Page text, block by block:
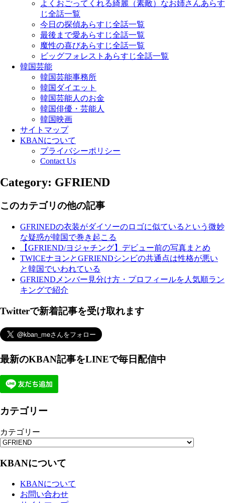
よくおごってくれる綺麗（素敵）なお姉さんあらす
じ全話一覧
今日の探偵あらすじ全話一覧
最後まで愛あらすじ全話一覧
魔性の喜びあらすじ全話一覧
ビッグフォレストあらすじ全話一覧
韓国芸能
韓国芸能事務所
韓国ダイエット
韓国芸能人のお金
韓国俳優・芸能人
韓国映画
サイトマップ
KBANについて
プライバシーポリシー
Contact Us
Category: GFRIEND
このカテゴリの他の記事
GFRINEDの衣装がダイソーのロゴに似ているという微妙
な疑惑が韓国で巻き起こる
【GFRIEND/ヨジャチング】デビュー前の写真まとめ
TWICEナヨンとGFRIENDシンビの共通点は性格が悪い
と韓国でいわれている
GFRIENDメンバー見分け方・プロフィールを人気順ラン
キングで紹介
Twitterで新着記事を受け取れます
最新のKBAN記事をLINEで毎日配信中
カテゴリー
カテゴリー
KBANについて
KBANについて
お問い合わせ